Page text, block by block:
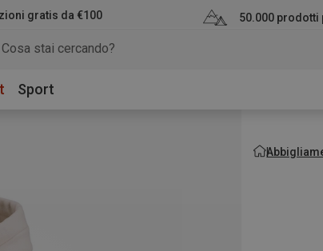
gratis da €100 50.000 prodotti
Sport